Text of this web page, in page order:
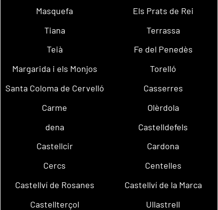
Masquefa
Els Prats de Rei
Tiana
Terrassa
Teià
Fe del Penedès
Margarida i els Monjos
Torelló
Santa Coloma de Cervelló
Casserres
Carme
Olèrdola
dena
Castelldefels
Castellcir
Cardona
Cercs
Centelles
Castellví de Rosanes
Castellví de la Marca
Castellterçol
Ullastrell